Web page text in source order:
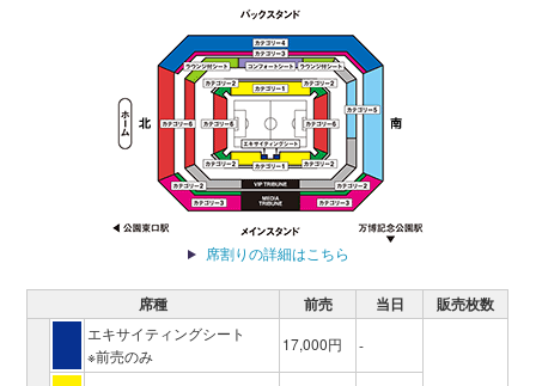
席割りの詳細はこちら
席種 前売 当日 販売枚数
エキサイティングシート
※前売のみ
17,000円 -